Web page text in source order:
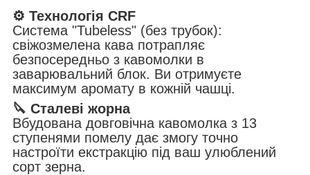
⚙️ Технологія CRF
Система "Tubeless" (без трубок):
свіжозмелена кава потрапляє
безпосередньо з кавомолки в
заварювальний блок. Ви отримуєте
максимум аромату в кожній чашці.
🔪 Сталеві жорна
Вбудована довговічна кавомолка з 13
ступенями помелу дає змогу точно
настроїти екстракцію під ваш улюблений
сорт зерна.